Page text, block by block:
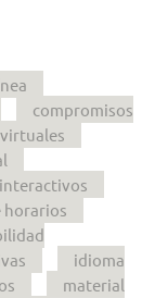
compromisos
horarios
idioma
material